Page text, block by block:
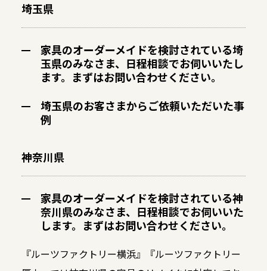
埼玉県
家具のオーダーメイドを検討されている埼
玉県のみなさま、日程相談でお伺いいたし
ます。まずはお問い合わせください。
埼玉県のお客さまからご依頼いただいた事
例
神奈川県
家具のオーダーメイドを検討されている神
奈川県のみなさま、日程相談でお伺いいた
します。まずはお問い合わせください。
『ルーツファクトリー横浜』『ルーツファクトリー